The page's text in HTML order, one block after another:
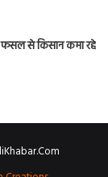
से किसान कमा रहे